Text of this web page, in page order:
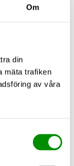
Om
din
mäta trafiken
av våra